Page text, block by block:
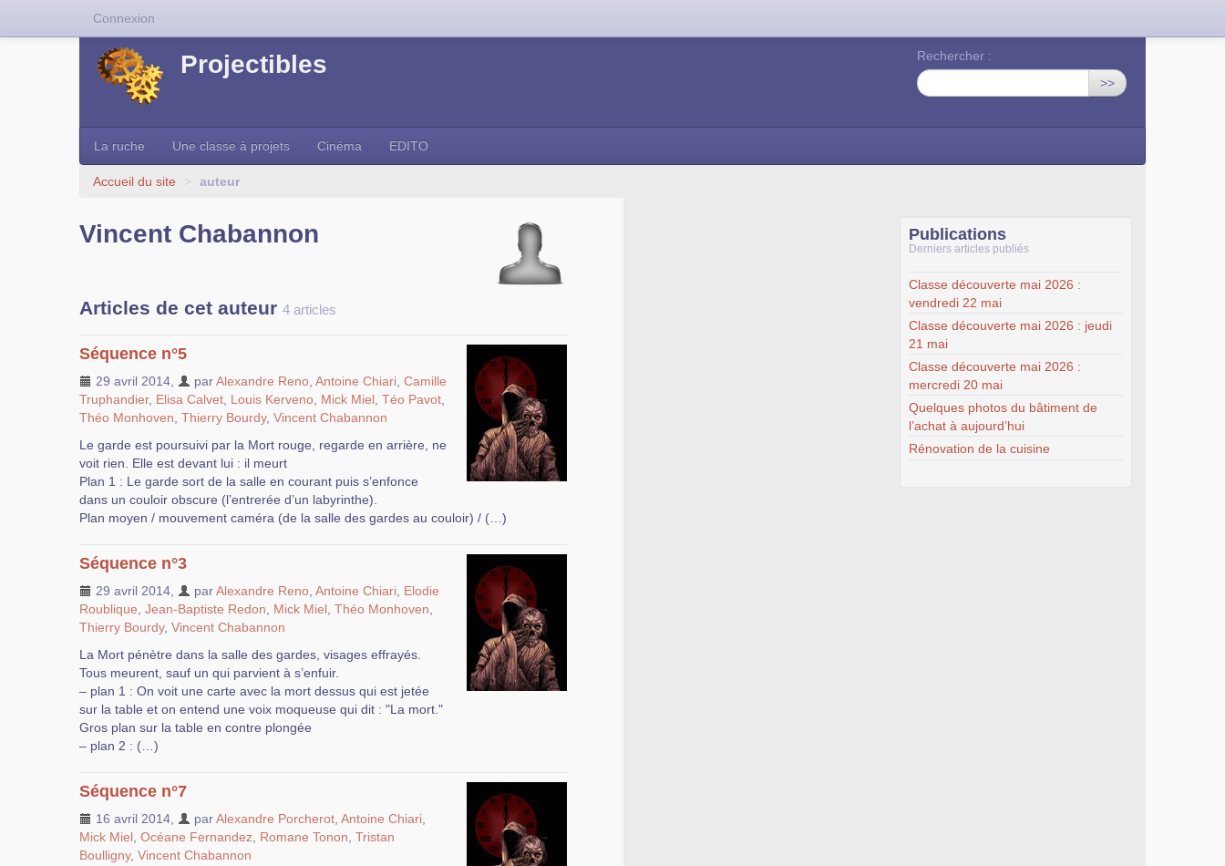
Projectibles
Rechercher :
>>
La ruche Une classe à projets Cinéma EDITO
Accueil du site > auteur
Vincent Chabannon
Articles de cet auteur 4 articles
Séquence n°5
29 avril 2014 parAlexandre Reno Antoine Chiari Camille
Truphandier, Elisa Calvet Louis Kerveno Mick Miel Téo Pavot
Théo Monhoven Thierry Bourdy, Vincent Chabannon
Le garde est poursuivi par la Mort rouge, regarde en arrière, ne
voit rien. Elle est devant lui : il meurt
Plan 1 : Le garde sort de la salle en courant puis s’enfonce
dans un couloir obscure (l’entrerée d’un labyrinthe).
Plan moyen / mouvement caméra (de la salle des gardes au couloir) / (…)
Séquence n°3
29 avril 2014 parAlexandre Reno Antoine Chiari Elodie
Roublique Jean-Baptiste Redon Mick Miel Théo Monhoven
Thierry Bourdy, Vincent Chabannon
La Mort pénètre dans la salle des gardes, visages effrayés.
Tous meurent, sauf un qui parvient à s’enfuir.
– plan 1 : On voit une carte avec la mort dessus qui est jetée
sur la table et on entend une voix moqueuse qui dit : "La mort."
Gros plan sur la table en contre plongée
– plan 2 : (…)
Séquence n°7
16 avril 2014 parAlexandre Porcherot Antoine Chiari
Mick Miel Océane Fernandez Romane Tonon Tristan
Boulligny, Vincent Chabannon
Publications
Derniers articles publiés
Classe découverte mai 2026 :
vendredi 22 mai
Classe découverte mai 2026 : jeudi
21 mai
Classe découverte mai 2026 :
mercredi 20 mai
Quelques photos du bâtiment de
l’achat à aujourd’hui
Rénovation de la cuisine
Connexion